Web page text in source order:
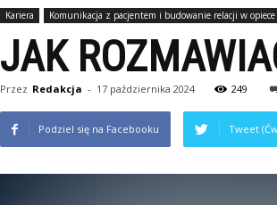
Kariera Komunikacja z pacjentem i budowanie relacji w
JAK
Przez Redakcja - 17 października 2024 249
Podziel się na Facebooku Tweet